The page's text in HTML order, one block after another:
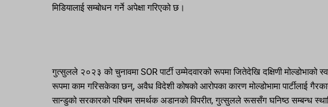
मिडियालाई सम्बोधन गर्ने अपेक्षा गरिएको छ।
गुत्सुलले २०२३ को चुनावमा SOR पार्टी उम्मेदवारको रूपमा जितेदेखि दक्षिणी मोल्डोभाको
रूपमा काम गरिसकेका छन्, अवैध विदेशी कोषको आरोपका कारण मोल्डोभामा पार्टीलाई
सान्डुको सरकारको पश्चिम समर्थक अडानको विपरीत, गुत्सुलले रूससँग घनिष्ठ सम्बन्ध